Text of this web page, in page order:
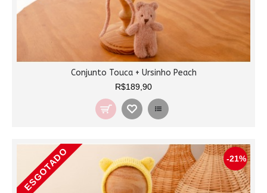
Conjunto Touca + Ursinho Peach
R$189,90
-21%
ESGOTADO